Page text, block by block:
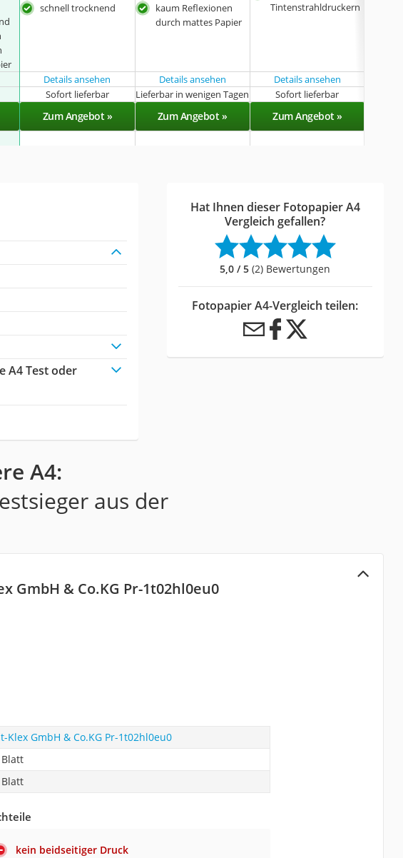
schnell trocknend
kaum Reflexionen
durch mattes Papier
Tintenstrahldruckern
Details ansehen Details ansehen
Details ansehen
Sofort lieferbar Lieferbar in wenigen Tagen Sofort lieferbar
Zum Angebot » Zum Angebot » Zum Angebot »
A4 Test oder
Hat Ihnen dieser Fotopapier A4
Vergleich gefallen?
5,0 / 5 (2) Bewertungen
Fotopapier A4-Vergleich teilen:
A4:
aus der
GmbH & Co.KG Pr-1t02hl0eu0
Klex GmbH & Co.KG Pr-1t02hl0eu0
kein beidseitiger Druck